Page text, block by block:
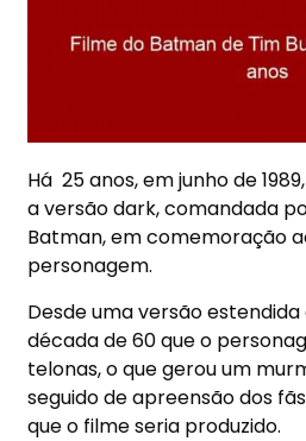
Há 25 anos, em junho de
a versão dark, comandada
Batman, em comemoração
personagem.
Desde uma versão estendida
década de 60 que o
telonas, o que gerou um
seguido de apreensão dos
que o filme seria produzido.